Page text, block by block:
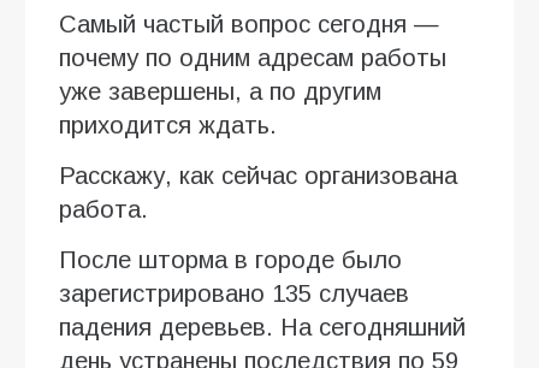
Самый частый вопрос сегодня —
почему по одним адресам работы
уже завершены, а по другим
приходится ждать.
Расскажу, как сейчас организована
работа.
После шторма в городе было
зарегистрировано 135 случаев
падения деревьев. На сегодняшний
день устранены последствия по 59